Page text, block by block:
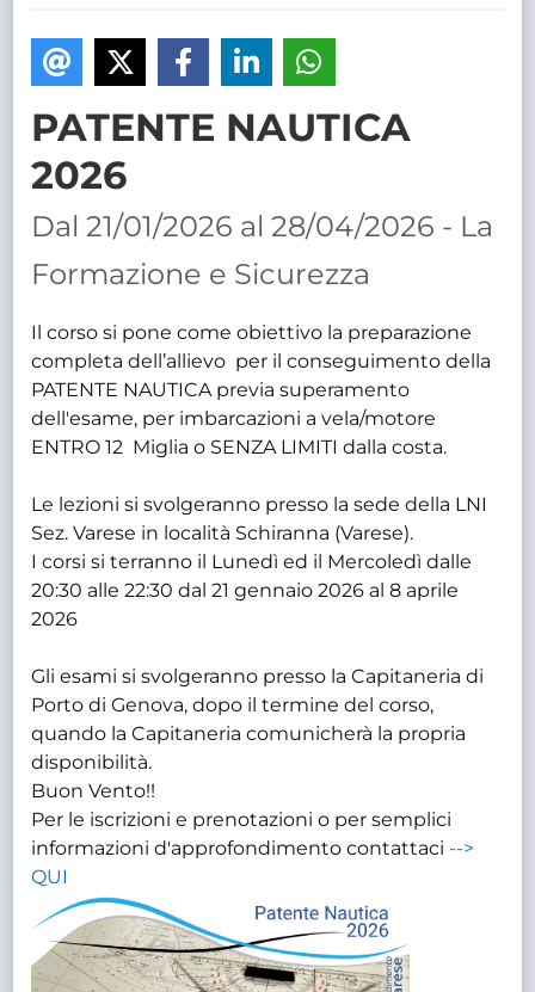
PATENTE NAUTICA
2026
Dal 21/01/2026 al 28/04/2026 - La
Formazione e Sicurezza
Il corso si pone come obiettivo la preparazione
completa dell’allievo per il conseguimento della
PATENTE NAUTICA previa superamento
dell'esame, per imbarcazioni a vela/motore
ENTRO 12 Miglia o SENZA LIMITI dalla costa.
Le lezioni si svolgeranno presso la sede della LNI
Sez. Varese in località Schiranna (Varese).
I corsi si terranno il Lunedì ed il Mercoledì dalle
20:30 alle 22:30 dal 21 gennaio 2026 al 8 aprile
2026
Gli esami si svolgeranno presso la Capitaneria di
Porto di Genova, dopo il termine del corso,
quando la Capitaneria comunicherà la propria
disponibilità.
Buon Vento!!
Per le iscrizioni e prenotazioni o per semplici
informazioni d'approfondimento contattaci -->
QUI